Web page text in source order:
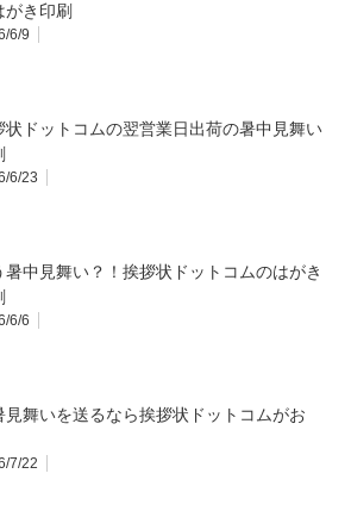
がき印刷
6/9
状ドットコムの翌営業日出荷の暑中見舞い
6/23
暑中見舞い？！挨拶状ドットコムのはがき
6/6
見舞いを送るなら挨拶状ドットコムがお
7/22